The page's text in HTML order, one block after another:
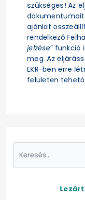
szükséges! Az
dokumentumait
ajánlat
rendelkező
jelzése” funkció
meg. Az
EKR-ben erre
felületen
Lezárt